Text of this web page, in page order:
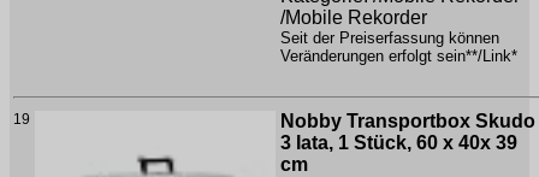
/Mobile Rekorder
Seit der Preiserfassung können
Veränderungen erfolgt sein**/Link*
19
Nobby Transportbox Skudo
3 Iata, 1 Stück, 60 x 40x 39
cm